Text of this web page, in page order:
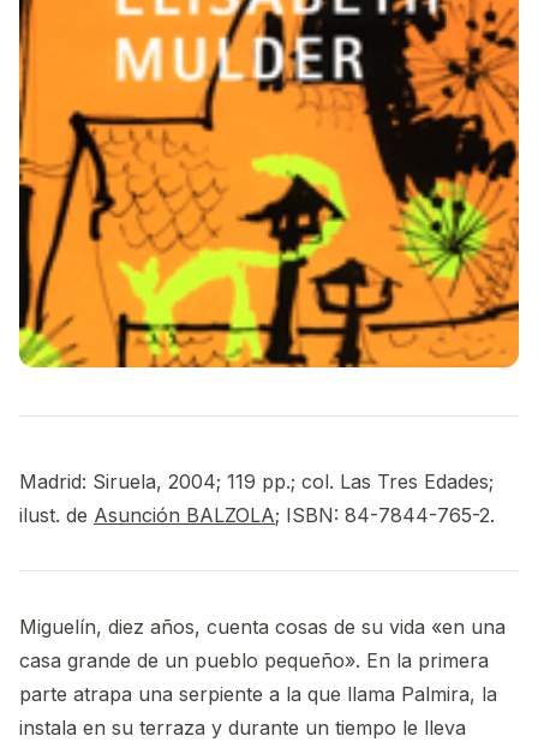
Madrid: Siruela, 2004; 119 pp.; col. Las Tres Edades;
ilust. de Asunción BALZOLA; ISBN: 84-7844-765-2.
Miguelín, diez años, cuenta cosas de su vida «en una
casa grande de un pueblo pequeño». En la primera
parte atrapa una serpiente a la que llama Palmira, la
instala en su terraza y durante un tiempo le lleva